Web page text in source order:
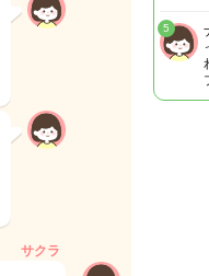
サクラ
5